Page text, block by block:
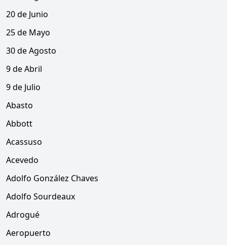
20 de Junio
25 de Mayo
30 de Agosto
9 de Abril
9 de Julio
Abasto
Abbott
Acassuso
Acevedo
Adolfo González Chaves
Adolfo Sourdeaux
Adrogué
Aeropuerto